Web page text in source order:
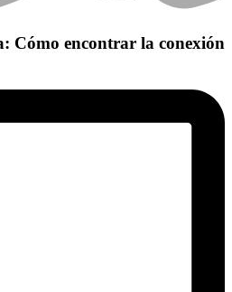
Cómo encontrar la conexión